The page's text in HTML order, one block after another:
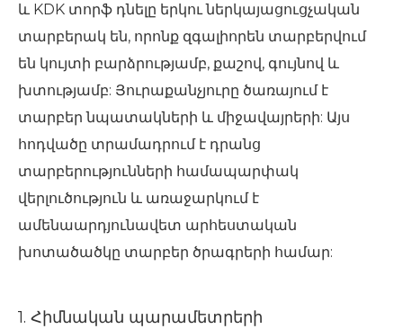
և KDK տորֆ դնելը երկու ներկայացուցչական
տարբերակ են, որոնք զգալիորեն տարբերվում
են կույտի բարձրությամբ, քաշով, գույնով և
խտությամբ: Յուրաքանչյուրը ծառայում է
տարբեր նպատակների և միջավայրերի: Այս
հոդվածը տրամադրում է դրանց
տարբերությունների համապարփակ
վերլուծություն և առաջարկում է
ամենաարդյունավետ արհեստական ​​
խոտածածկը տարբեր ծրագրերի համար:
1. Հիմնական պարամետրերի